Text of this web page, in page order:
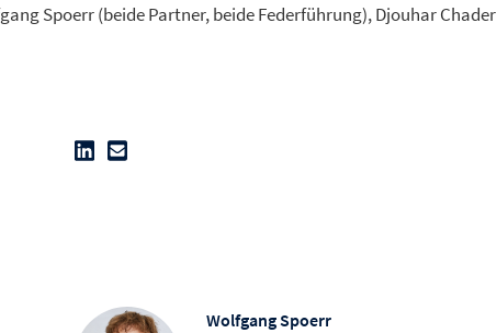
Spoerr (beide Partner, beide Federführung), Djouhar Chader
Wolfgang Spoerr